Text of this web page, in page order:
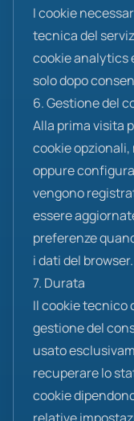
I cookie
tecnica del
cookie analytics
solo dopo
6. Gestione del
Alla prima visita
cookie
oppure
vengono
essere
preferenze
i dati del browser.
7. Durata
Il cookie tecnico
gestione del
usato
recuperare lo
cookie